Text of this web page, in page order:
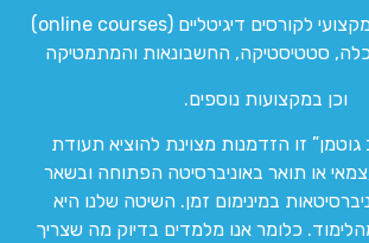
המרכז המוביל והמקצועי לקורסים דיגיטליים (online courses)
סטטיסטיקה, החשבונאות והמתמטיקה
וכן במקצועות נוספים.
זו הזדמנות מצוינת להוציא תעודת
או תואר באוניברסיטה הפתוחה ובשאר
במינימום זמן. השיטה שלנו היא
כלומר אנו מלמדים בדיוק מה שצריך